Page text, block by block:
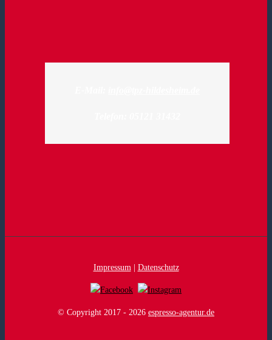
Impressum| Datenschutz
© Copyright 2017 - 2026 espresso-agentur.de